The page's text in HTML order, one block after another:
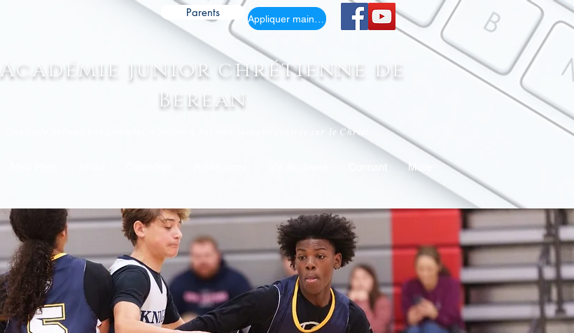
Parents
Donnant More
Une école primaire et secondaire privée à but non lucratif centrée sur le Christ
Académie junior chrétienne de
Berean